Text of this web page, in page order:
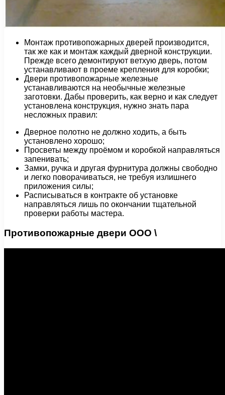
Монтаж противопожарных дверей производится,
так же как и монтаж каждый дверной конструкции.
Прежде всего демонтируют ветхую дверь, потом
устанавливают в проеме крепления для коробки;
Двери противопожарные железные
устанавливаются на необычные железные
заготовки. Дабы проверить, как верно и как следует
установлена конструкция, нужно знать пара
несложных правил:
Дверное полотно не должно ходить, а быть
установлено хорошо;
Просветы между проёмом и коробкой направляться
запенивать;
Замки, ручка и другая фурнитура должны свободно
и легко поворачиваться, не требуя излишнего
приложения силы;
Расписываться в контракте об установке
направляться лишь по окончании тщательной
проверки работы мастера.
Противопожарные двери ООО \